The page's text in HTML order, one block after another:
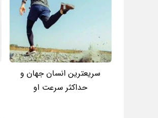
سریعترین انسان جهان و
حداکثر سرعت او